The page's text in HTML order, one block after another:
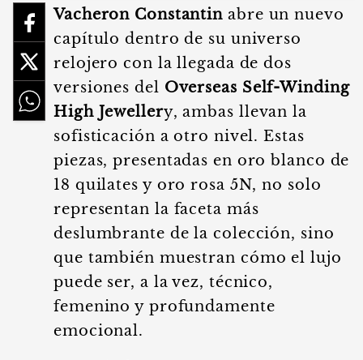
Vacheron Constantin abre un nuevo
capítulo dentro de su universo
relojero con la llegada de dos
versiones del Overseas Self-Winding
High Jewellery, ambas llevan la
sofisticación a otro nivel. Estas
piezas, presentadas en oro blanco de
18 quilates y oro rosa 5N, no solo
representan la faceta más
deslumbrante de la colección, sino
que también muestran cómo el lujo
puede ser, a la vez, técnico,
femenino y profundamente
emocional.